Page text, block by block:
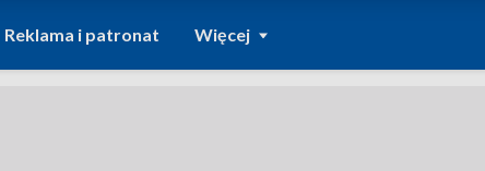
Reklama i patronat Więcej